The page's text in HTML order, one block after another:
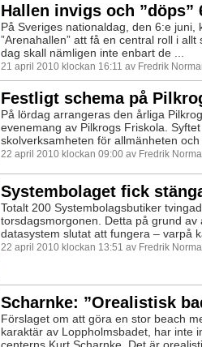
Hallen invigs och ”döps”
På Sveriges nationaldag, den 6:e juni,
”Arenahallen” att få en central roll i allt
dag skall nämligen inte enbart de ...
21 april 2010 klockan 16:11 av Fredrik
Festligt schema på
På lördag arrangeras den årliga
evenemang av Pilkrogs Friskola.
skolverksamheten för allmänheten och
22 april 2010 klockan 09:00 av Fredrik
Systembolaget fick
Totalt 200 Systembolagsbutiker
torsdagsmorgonen. Detta på grund av
datasystem slutat att fungera – varpå
22 april 2010 klockan 13:51 av Fredrik
Scharnke: ”Orealistisk
Förslaget om att göra en stor beach
karaktär av Loppholmsbadet, har inte
centerns Kurt Scharnke. Det är